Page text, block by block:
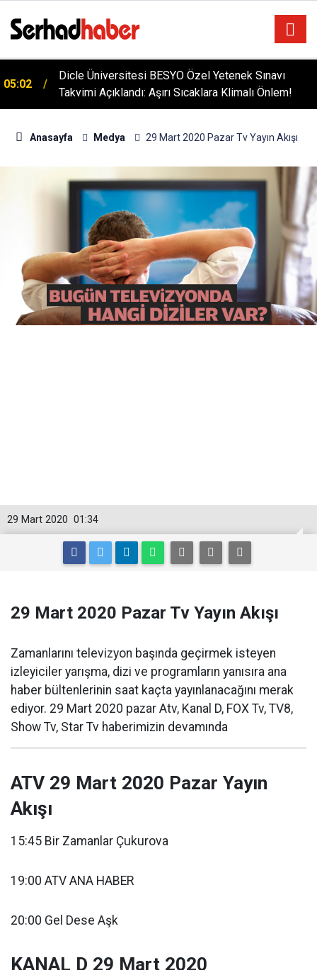
05:02
Dicle Üniversitesi BESYO Özel Yetenek Sınavı
Takvimi Açıklandı: Aşırı Sıcaklara Klimalı Önlem!
Anasayfa Medya 29 Mart 2020 Pazar Tv Yayın Akışı
01:34
29 Mart 2020
29 Mart 2020 Pazar Tv Yayın Akışı
Zamanlarını televizyon başında geçirmek isteyen
izleyiciler yarışma, dizi ve programların yanısıra ana
haber bültenlerinin saat kaçta yayınlanacağını merak
ediyor. 29 Mart 2020 pazar Atv, Kanal D, FOX Tv, TV8,
Show Tv, Star Tv haberimizin devamında
ATV 29 Mart 2020 Pazar Yayın
Akışı
15:45 Bir Zamanlar Çukurova
19:00 ATV ANA HABER
20:00 Gel Dese Aşk
KANAL D 29 Mart 2020